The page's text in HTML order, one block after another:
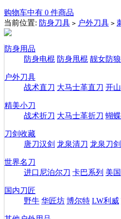
购物车中有 0 件商品
当前位置: 防身刀具 > 户外刀具 >
防身用品
防身电棍 防身甩棍 靓女防
户外刀具
战术直刀 大马士革直刀 开
精美小刀
战术折刀 大马士革折刀 蝴
刀剑收藏
唐刀汉剑 龙泉清刀 龙泉刀剑
世界名刀
进口尼泊尔刀 卡巴系列 美
国内刀匠
野牛 华匠坊 博尔特 LW利威